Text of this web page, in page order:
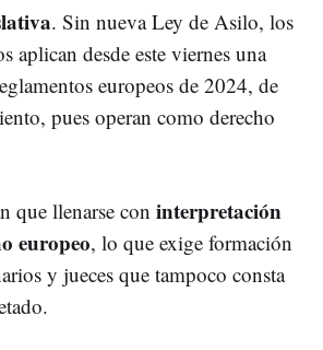
. Sin nueva Ley de Asilo, los
aplican desde este viernes una
europeos de 2024, de
pues operan como derecho
que llenarse con interpretación
europeo, lo que exige formación
y jueces que tampoco consta